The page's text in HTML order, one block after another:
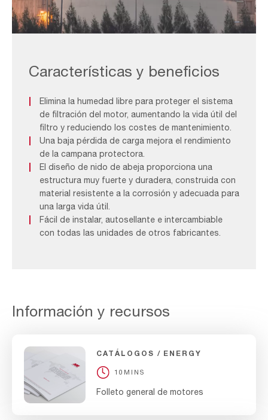
Características y beneficios
Elimina la humedad libre para proteger el sistema
de filtración del motor, aumentando la vida útil del
filtro y reduciendo los costes de mantenimiento.
Una baja pérdida de carga mejora el rendimiento
de la campana protectora.
El diseño de nido de abeja proporciona una
estructura muy fuerte y duradera, construida con
material resistente a la corrosión y adecuada para
una larga vida útil.
Fácil de instalar, autosellante e intercambiable
con todas las unidades de otros fabricantes.
Información y recursos
CATÁLOGOS ENERGY
10MINS
Folleto general de motores